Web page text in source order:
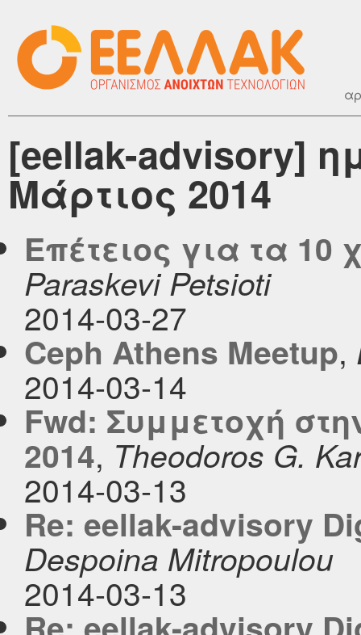
[eellak-advisory]
Μάρτιος 2014
Επέτειος για τα 10
Paraskevi Petsioti
2014-03-27
Ceph Athens Meetup,
2014-03-14
Fwd: Συμμετοχή
2014, Theodoros G.
2014-03-13
Re: eellak-advisory
Despoina Mitropoulou
2014-03-13